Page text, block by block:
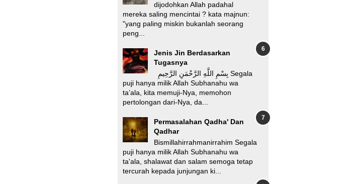
dijodohkan Allah padahal
mereka saling mencintai ? kata majnun:
"yang paling miskin bukanlah seorang
peng...
Jenis Jin Berdasarkan
Tugasnya
puji hanya milik Allah Subhanahu wa
ta’ala, kita memuji-Nya, memohon
pertolongan dari-Nya, da...
Permasalahan Qadha' Dan
Qadhar
Bismillahirrahmanirrahim Segala
puji hanya milik Allah Subhanahu wa
ta'ala, shalawat dan salam semoga tetap
tercurah kepada junjungan ki...